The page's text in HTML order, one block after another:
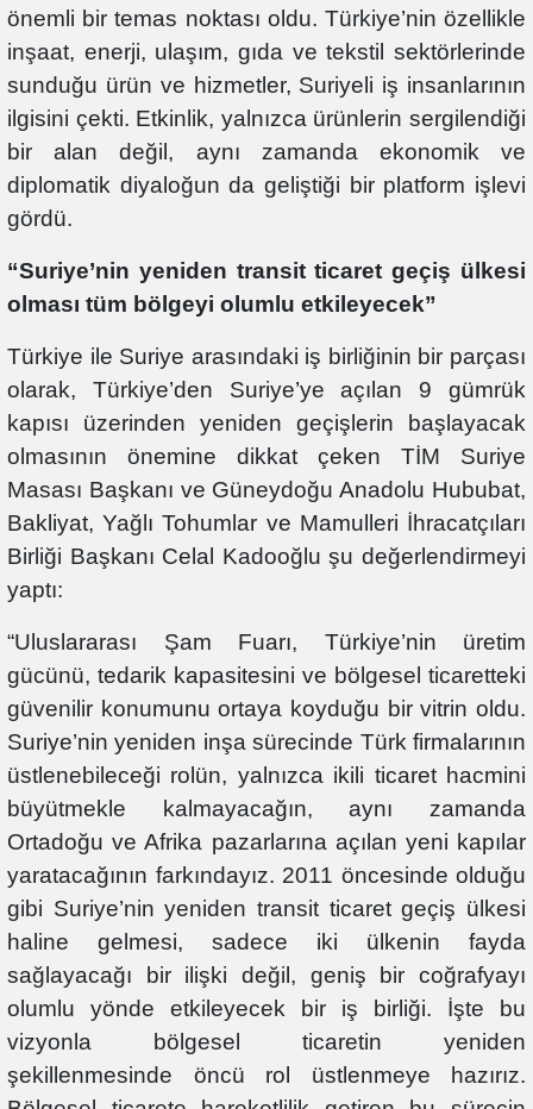
önemli bir temas noktası oldu. Türkiye’nin özellikle
inşaat, enerji, ulaşım, gıda ve tekstil sektörlerinde
sunduğu ürün ve hizmetler, Suriyeli iş insanlarının
ilgisini çekti. Etkinlik, yalnızca ürünlerin sergilendiği
bir alan değil, aynı zamanda ekonomik ve
diplomatik diyaloğun da geliştiği bir platform işlevi
gördü.
“Suriye’nin yeniden transit ticaret geçiş ülkesi
olması tüm bölgeyi olumlu etkileyecek”
Türkiye ile Suriye arasındaki iş birliğinin bir parçası
olarak, Türkiye’den Suriye’ye açılan 9 gümrük
kapısı üzerinden yeniden geçişlerin başlayacak
olmasının önemine dikkat çeken TİM Suriye
Masası Başkanı ve Güneydoğu Anadolu Hububat,
Bakliyat, Yağlı Tohumlar ve Mamulleri İhracatçıları
Birliği Başkanı Celal Kadooğlu şu değerlendirmeyi
yaptı:
“Uluslararası Şam Fuarı, Türkiye’nin üretim
gücünü, tedarik kapasitesini ve bölgesel ticaretteki
güvenilir konumunu ortaya koyduğu bir vitrin oldu.
Suriye’nin yeniden inşa sürecinde Türk firmalarının
üstlenebileceği rolün, yalnızca ikili ticaret hacmini
büyütmekle kalmayacağın, aynı zamanda
Ortadoğu ve Afrika pazarlarına açılan yeni kapılar
yaratacağının farkındayız. 2011 öncesinde olduğu
gibi Suriye’nin yeniden transit ticaret geçiş ülkesi
haline gelmesi, sadece iki ülkenin fayda
sağlayacağı bir ilişki değil, geniş bir coğrafyayı
olumlu yönde etkileyecek bir iş birliği. İşte bu
vizyonla bölgesel ticaretin yeniden
şekillenmesinde öncü rol üstlenmeye hazırız.